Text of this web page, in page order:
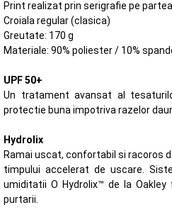
Print realizat prin serigrafie pe
Croiala regular (clasica)
Greutate: 170 g
Materiale: 90% poliester / 10%
UPF 50+
Un tratament avansat al
protectie buna impotriva razelor
Hydrolix
Ramai uscat, confortabil si racoros
timpului accelerat de uscare.
umiditatii O Hydrolix™ de la
purtarii.